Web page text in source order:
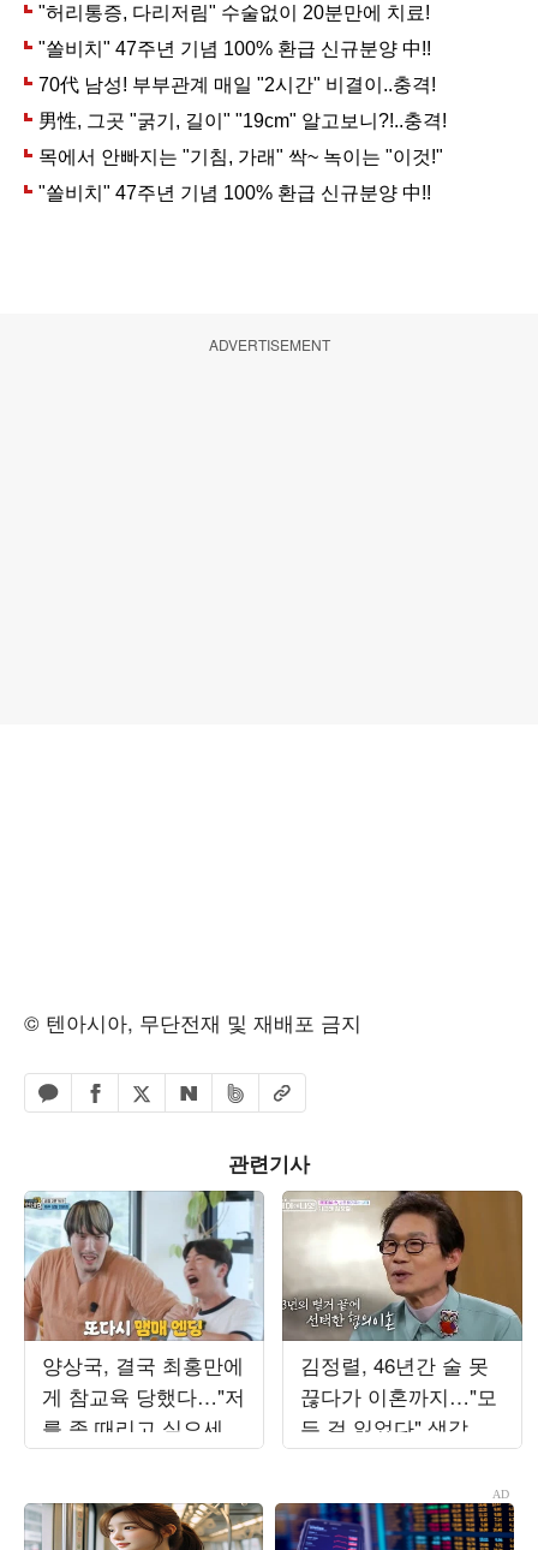
ADVERTISEMENT
© 텐아시아, 무단전재 및 재배포 금지
카카오톡 공유하기
페이스북 공유하기
엑스 공유하기
네이버 공유하기
밴드 공유하기
URL복사
관련기사
양상국, 결국 최홍만에
게 참교육 당했다…"저
를 좀 때리고 싶으세
요?" ('거인인데요')
김정렬, 46년간 술 못
끊다가 이혼까지…"모
든 걸 잃었다" 생각에
금주 성공 ('데이앤나